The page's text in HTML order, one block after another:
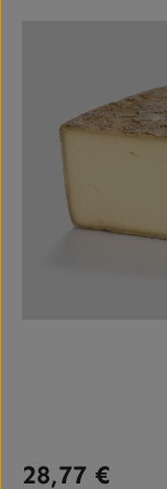
Regulärer Preis:
28,77 €